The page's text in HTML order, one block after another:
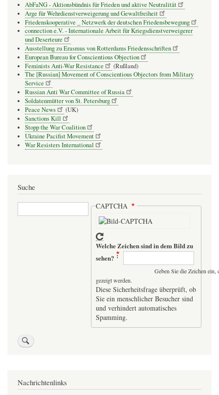
AbFaNG - Aktionsbündnis für Frieden und aktive Neutralität
Arge für Wehrdienstverweigerung und Gewaltfreiheit
Friedenskooperative _ Netzwerk der deutschen Friedensbewegung
connection e.V. - Inter­na­tio­nale Arbeit für Kriegs­dienst­ver­wei­gerer
und Deser­teure
Ausstellung zu Erasmus von Rotterdams Friedensschriften
European Bureau for Conscientious Objection
Feminists Anti-War Resistance
(Rußland)
The [Russian] Movement of Conscientious Objectors from Military
Service
Russian Anti War Committee of Russia
Soldatenmütter von St. Petersburg
Peace News
(UK)
Sanctions Kill
Stopp the War Coalition
Ukraine Pacifist Movement
War Resisters International
Suche
Suche CAPTCHA
Welche Zeichen sind in dem Bild zu
sehen?
Geben Sie die Zeichen
gezeigt werden.
Diese Sicherheitsfrage überprüft, ob
Sie ein menschlicher Besucher sind
und verhindert automatisches
Spamming.
Nachrichtenlinks